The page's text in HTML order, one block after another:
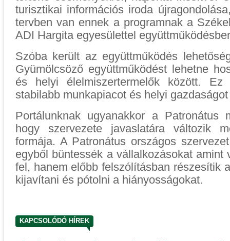
turisztikai információs iroda
tervben van ennek a programnak a
ADI Hargita egyesülettel
Szóba került az együttműködés
Gyümölcsöző együttműködést lehetne
és helyi élelmiszertermelők között. Ez
stabilabb munkapiacot és helyi
Portálunknak ugyanakkor a Patronátus
hogy szervezete javaslatára változik
formája. A Patronátus országos
egyből büntessék a vállalkozásokat amint
fel, hanem előbb felszólításban részesítik
kijavítani és pótolni a hiányosságokat.
KAPCSOLÓDÓ HÍREK